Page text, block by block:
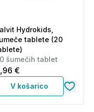
Hydrokids,
tablete (20
šumečih tablet
€
V košarico